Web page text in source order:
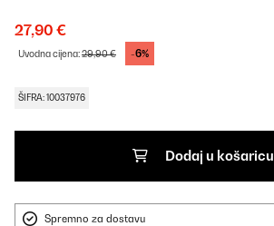
27,90 €
Uvodna cijena:29,90 € -6%
ŠIFRA: 10037976
Dodaj u košaricu
Spremno za dostavu